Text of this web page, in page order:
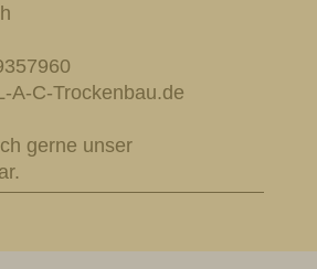
A-C-Trockenbau.de
gerne unser